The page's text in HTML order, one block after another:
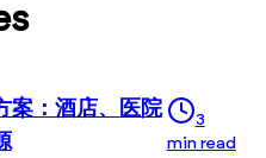
案：酒店、医院
3
min read